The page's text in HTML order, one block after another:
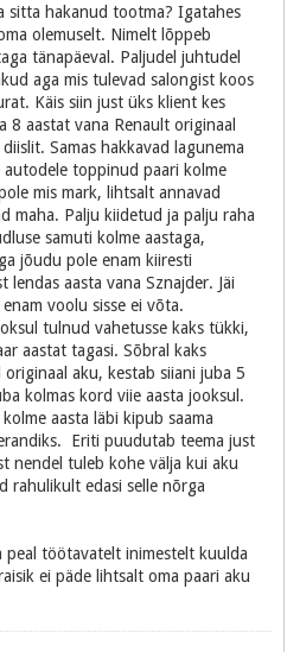
sitta hakanud tootma? Igatahes
olemuselt. Nimelt lõppeb
tänapäeval. Paljudel juhtudel
aga mis tulevad salongist koos
Käis siin just üks klient kes
8 aastat vana Renault originaal
Samas hakkavad lagunema
toppinud paari kolme
mis mark, lihtsalt annavad
maha. Palju kiidetud ja palju raha
samuti kolme aastaga,
jõudu pole enam kiiresti
aasta vana Sznajder. Jäi
voolu sisse ei võta.
tulnud vahetusse kaks tükki,
aastat tagasi. Sõbral kaks
aku, kestab siiani juba 5
kolmas kord viie aasta jooksul.
aasta läbi kipub saama
Eriti puudutab teema just
nendel tuleb kohe välja kui aku
rahulikult edasi selle nõrga
peal töötavatelt inimestelt kuulda
ei päde lihtsalt oma paari aku